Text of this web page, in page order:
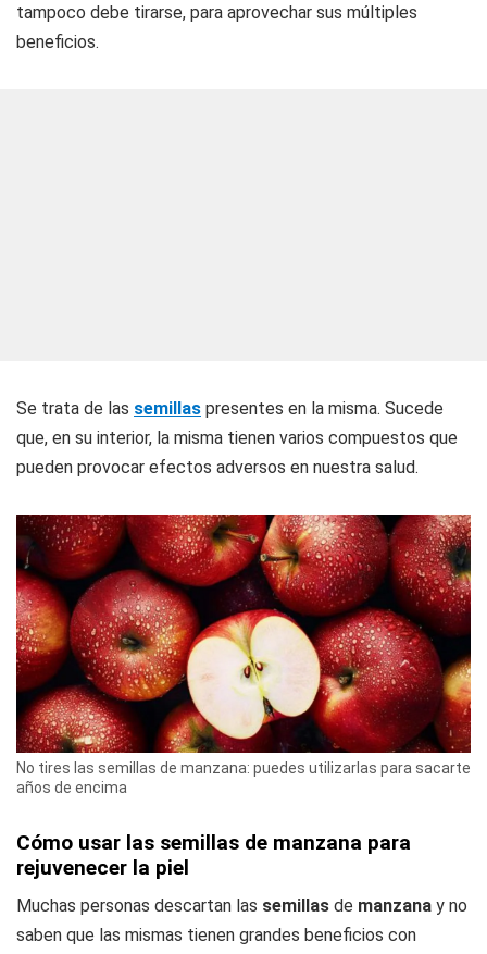
tampoco debe tirarse, para aprovechar sus múltiples
beneficios.
Se trata de las semillas presentes en la misma. Sucede
que, en su interior, la misma tienen varios compuestos que
pueden provocar efectos adversos en nuestra salud.
No tires las semillas de manzana: puedes utilizarlas para sacarte
años de encima
Cómo usar las semillas de manzana para
rejuvenecer la piel
Muchas personas descartan las semillas de manzana y no
saben que las mismas tienen grandes beneficios con